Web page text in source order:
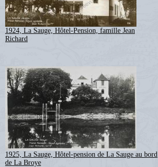
1924, La Sauge, Hôtel-Pension, famille Jean
Richard
1925, La Sauge, Hôtel-pension de La Sauge au bord
de La Broye